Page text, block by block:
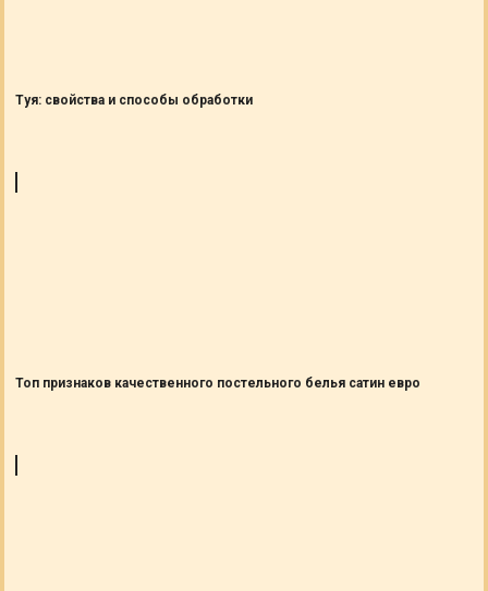
Туя: свойства и способы обработки
Топ признаков качественного постельного белья сатин евро